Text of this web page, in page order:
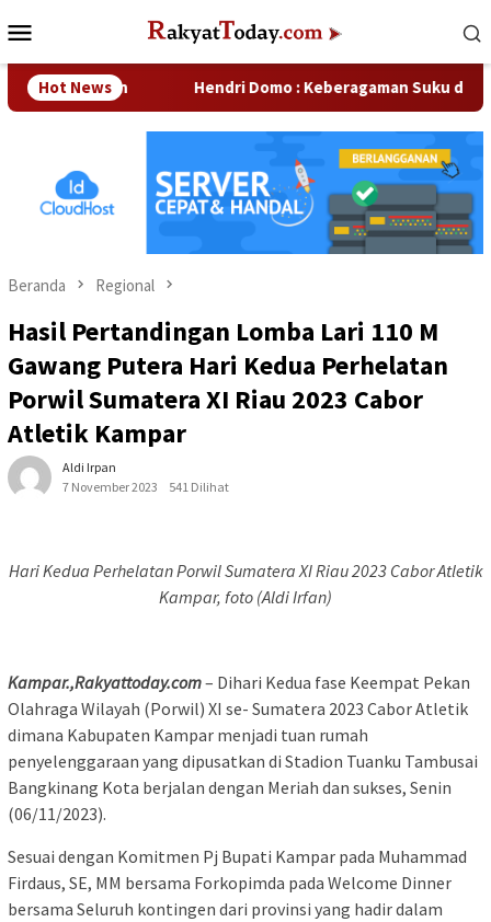
ke
Mobile
Hot News Hendri Domo : Keberagaman Suku dan Budaya
Beranda Regional
Hasil Pertandingan Lomba Lari 110 M
Gawang Putera Hari Kedua Perhelatan
Porwil Sumatera XI Riau 2023 Cabor
Atletik Kampar
Aldi Irpan
7 November 2023
541 Dilihat
Hari Kedua Perhelatan Porwil Sumatera XI Riau 2023 Cabor Atletik
Kampar, foto (Aldi Irfan)
Kampar.,Rakyattoday.com– Dihari Kedua fase Keempat Pekan
Olahraga Wilayah (Porwil) XI se- Sumatera 2023 Cabor Atletik
dimana Kabupaten Kampar menjadi tuan rumah
penyelenggaraan yang dipusatkan di Stadion Tuanku Tambusai
Bangkinang Kota berjalan dengan Meriah dan sukses, Senin
(06/11/2023).
Sesuai dengan Komitmen Pj Bupati Kampar pada Muhammad
Firdaus, SE, MM bersama Forkopimda pada Welcome Dinner
bersama Seluruh kontingen dari provinsi yang hadir dalam